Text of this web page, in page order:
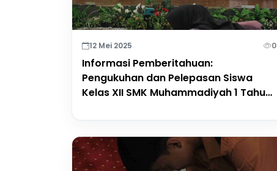
12 Mei 2025 0
Informasi Pemberitahuan:
Pengukuhan dan Pelepasan Siswa
Kelas XII SMK Muhammadiyah 1 Tahun